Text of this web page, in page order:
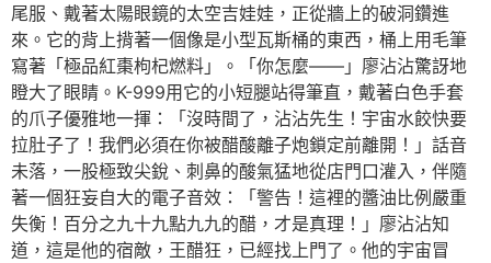
尾服、戴著太陽眼鏡的太空吉娃娃，正從牆上的破洞鑽進
來。它的背上揹著一個像是小型瓦斯桶的東西，桶上用毛筆
寫著「極品紅棗枸杞燃料」。「你怎麼——」廖沾沾驚訝地
瞪大了眼睛。K-999用它的小短腿站得筆直，戴著白色手套
的爪子優雅地一揮：「沒時間了，沾沾先生！宇宙水餃快要
拉肚子了！我們必須在你被醋酸離子炮鎖定前離開！」話音
未落，一股極致尖銳、刺鼻的酸氣猛地從店門口灌入，伴隨
著一個狂妄自大的電子音效：「警告！這裡的醬油比例嚴重
失衡！百分之九十九點九九的醋，才是真理！」廖沾沾知
道，這是他的宿敵，王醋狂，已經找上門了。他的宇宙冒